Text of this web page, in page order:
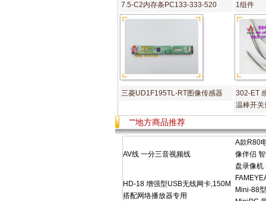
7.5-C2内存条PC133-333-520
1组件
三菱UD1F195TL-RT图像传感器
302-ET
温棒开关
""地方商品推荐
AV线 一分三音视频线
A款R80
像伴侣
盘录像机
HD-18 增强型USB无线网卡,150M
搭配网络播放器专用
Mini-88